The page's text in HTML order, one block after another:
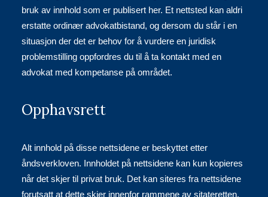
bruk av innhold som er publisert her. Et nettsted kan aldri
erstatte ordinær advokatbistand, og dersom du står i en
situasjon der det er behov for å vurdere en juridisk
problemstilling oppfordres du til å ta kontakt med en
advokat med kompetanse på området.
Opphavsrett
Alt innhold på disse nettsidene er beskyttet etter
åndsverkloven. Innholdet på nettsidene kan kun kopieres
når det skjer til privat bruk. Det kan siteres fra nettsidene
forutsatt at dette skjer innenfor rammene av sitateretten,